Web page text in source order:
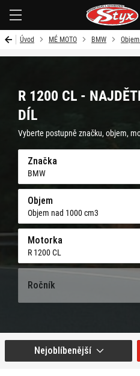
Úvod MÉ MOTO BMW
R 1200 CL -
DÍL
Vyberte postupně značku, objem,
Značka
BMW
Objem
Objem nad 1000 cm3
Motorka
R 1200 CL
Ročník
Nejoblíbenější